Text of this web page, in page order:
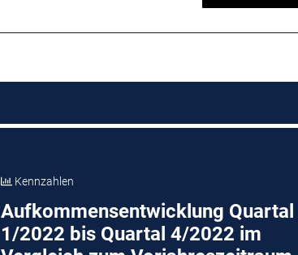
Kennzahlen
Aufkommensentwicklung Quartal
1/2022 bis Quartal 4/2022 im